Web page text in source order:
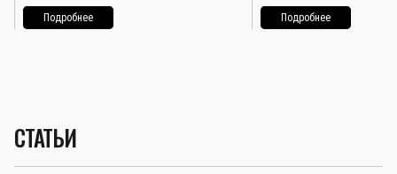
Подробнее Подробнее
СТАТЬИ